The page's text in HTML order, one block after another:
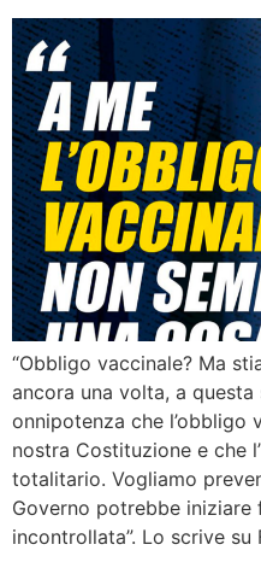
“Obbligo vaccinale? Ma
ancora una volta, a
onnipotenza che l’obbligo
nostra Costituzione e che
totalitario. Vogliamo
Governo potrebbe
incontrollata”. Lo scrive